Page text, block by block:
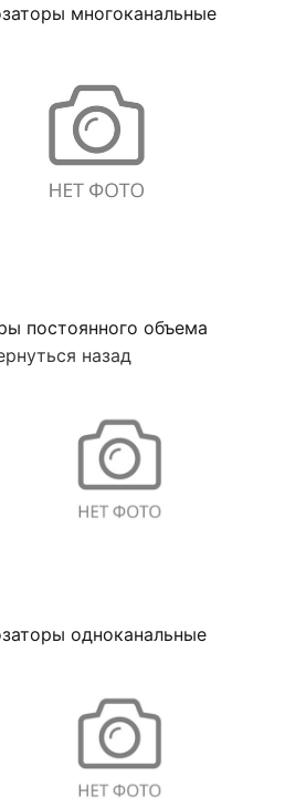
многоканальные
постоянного объема
назад
одноканальные